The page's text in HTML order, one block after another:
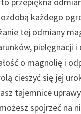
każdego
tej odmiany
pielęgnacji i
o magnolię i
cieszyć się jej
tajemnice
spojrzeć na